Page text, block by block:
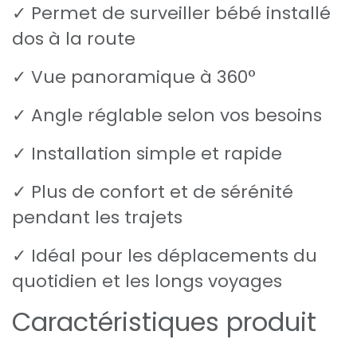
✓ Permet de surveiller bébé installé
dos à la route
✓ Vue panoramique à 360°
✓ Angle réglable selon vos besoins
✓ Installation simple et rapide
✓ Plus de confort et de sérénité
pendant les trajets
✓ Idéal pour les déplacements du
quotidien et les longs voyages
Caractéristiques produit